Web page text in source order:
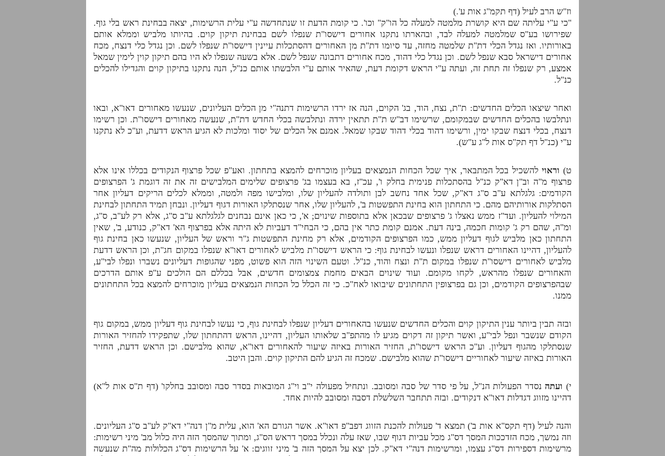
וז"ש הרב לעיל (דף תקמ"ג אות ע'.)
"כי ע"י עליתה שם היא קושרת מלמטה למעלה כל הו"ק" וכו'. כי קומת הדעת זו שנתחדשה ע"י עלית הרשימות, יצאה בבחינת ראש בלי גוף.
שפירושו בע"ס שמלמטה למעלה לבד, ובהארתו נתקנו אחורים דישסו"ת שנפלו לשם בבחינת תיקון קוים. בהיותו מלביש וממלא אותם
באורותיו. ואז נגדל הכלי דת"ת שלמטה מחזה, עד סיומו דת"ת מן האחורים דהסתכלות עיינין דישסו"ת שנפלו לשם. וכן נגדל כלי דנצח, מכח
אחורים דישראל סבא שנפל לשם. וכן נגדל כלי דהוד, מכח אחורים דתבונה שנפל לשם. אלא בשעה שנפלו לא היו בהם תיקון קוין לימין שמאל
אמצע, רק שנפלו זה תחת זה, ועתה ע"י הראש דקומת דעת, שהאיר אותם ע"י הלבשתו אותם כנ"ל, הנה נתקנו בתיקון קוים והגדילו להכלים
כנ"ל.
ואחר שיצאו הכלים החדשים: ת"ת, נצח, הוד, בג' הקוים, הנה אז ירדו הרשימות דתנה"י מן הכלים העליונים, שנעשו מאחורים דאו"א, ובאו
ונתלבשו בהכלים החדשים שבמקומם, שרשימו דב"ש ת"ת תתאין ירדה ונתלבשה בכלי החדש דת"ת, שנעשה מאחורים דישסו"ת. וכן רשימו
דנצח, בכלי דנצח שבקו ימין, ורשימו דהוד בכלי דהוד שבקו שמאל. אמנם אל הכלים של יסוד ומלכות לא הגיע הראש דדעת, וע"כ לא נתקנו
ע"י (כנ"ל דף תק"ס אות ל"ג ע"ש).
ט) וראוילהשכיל בכל המתבאר, איך שכל הכחות הנמצאים בעליון מוכרחים להמצא בתחתון. ואע"פ שכל פרצוף הנקודים בכללו אינו אלא
פרצוף מ"ה וב"ן דא"ק כנ"ל בהסתכלות פנימית בחלק ו', עכ"ז, בא בעצמו בג' פרצופים שלימים המלבישים זה את זה דוגמת ג' הפרצופים
הקודמים: גלגלתא ע"ב ס"ג דא"ק, שכל אחד נחשב לבן ותולדה להעליון שלו, ומלבישו מפה ולמטה, וממלא לכלים הריקים דעליון אחר
הסתלקות אורותיהם מהם. כי התחתון הוא בחינת התפשטות ב', להעליון שלו, אחר שנסתלקו האורות דגוף דעליון. ונבחן תמיד התחתון לבחינת
המילוי להעליון. ועד"ז ממש נאצלו ג' פרצופים שבכאן אלא בתוספות שינוים; א', כי כאן אינם נבחנים לגלגלתא ע"ב ס"ג, אלא רק לע"ב, ס"ג,
ומ"ה, שהם רק ג' קומות חכמה, בינה דעת. אמנם קומת כתר אין בהם, כי הבחי"ד דעביות לא היתה אלא בפרצוף הא' דא"ק, כנודע, ב', שאין
התחתון כאן מלביש לגוף דעליון ממש, כמו הפרצופים הקודמים, אלא רק מחינת התפשטות ג"ר וראש של העליון, שנעשו כאן בחינת גוף
להעליון, דהיינו האחורים דראש שנפלו ונעשו לבחינת גוף: כי הראש דישסו"ת מלביש לאחורים דאו"א שנפלו במקום חג"ת, וכן הראש דדעת
מלביש לאחורים דישסו"ת שנפלו במקום ת"ת ונצח והוד, כנ"ל. וטעם השינוי הזה הוא פשוט, מפני שהגופות דעליונים נשברו ונפלו לבי"ע,
והאחורים שנפלו מהראש, לקחו מקומם. ועוד שינוים הבאים מחמת צמצומים חדשים, אבל בכללם הם הולכים ע"פ אותם הדרכים
שבהפרצופים הקודמים, וכן גם בפרצופין התחתונים שיבואו לאח"כ. כי זה הכלל כל הכחות הנמצאים בעליון מוכרחים להמצא בכל התחתונים
ממנו.
ובזה תבין ביותר ענין התיקון קוים והכלים החדשים שנעשו בהאחורים דעליון שנפלו לבחינת גוף, כי נעשו לבחינת גוף דעליון ממש, במקום גוף
הקודם שנשבר ונפל לבי"ע, ואשר תיקון זה דקוים מגיע לו מהתפ"ב שלאותו העליון, דהיינו, הראש דהתחתון שלו, שתפקידו להחזיר האורות
שנסתלקו מהגוף דעליון. וע"כ הראש דישסו"ת, החזיר האורות באיזה שיעור להאחורים דאו"א, שהוא מלבישם. וכן הראש דדעת, החזיר
האורות באיזה שיעור לאחוריים דישסו"ת שהוא מלבישם. שמכח זה הגיע להם התיקון קוים. והבן היטב.
י) ועתה נסדר הפעולות הנ"ל, על פי סדר של סבה ומסובב. ונתחיל מפעולה י"ב וי"ג המובאות בסדר סבה ומסובב בחלקו' (דף ת"ס אות ל"א)
דהיינו מזווג דגדלות דאו"א דנקודים. ובזה תתחבר השלשלת דסבה ומסובב להיות אחד.
והנה לעיל (דף תקס"א אות ב') תמצא ד' פעולות להכנת הזווג דפב"פ דאו"א. אשר הגורם הא' הוא, עלית מ"ן דנה"י דא"ק לע"ב ס"ג העליונים.
וזה נמשך, מכח הזדככות המסך דס"ג מכל עביות דגוף שבו, שאז עלה ונכלל במסך דראש הס"ג, ומתוך שהמסך הזה היה כלול מב' מיני רשימות:
מרשימות דספירות דס"ג עצמו, ומרשימות דנה"י דא"ק. לכן יצא על המסך הזה ב' מיני זווגים: א' על הרשימות דס"ג הכלולות מה"ת שנעשה